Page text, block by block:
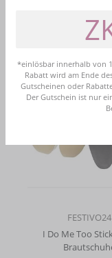
Sale
FESTIVO24
I Do Me Too
*einlösbar innerhalb von
Rabatt wird am Ende
Gutscheinen oder
Der Gutschein ist nur